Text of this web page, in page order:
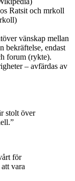
Ratsit och mrkoll
vänskap mellan
bekräftelse, endast
forum (rykte).
– avfärdas av
stolt över
för
vara